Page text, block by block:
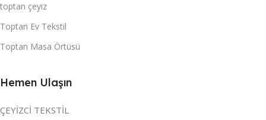
toptan çeyiz
Toptan Ev Tekstil
Toptan Masa Örtüsü
Hemen Ulaşın
ÇEYİZCİ TEKSTİL